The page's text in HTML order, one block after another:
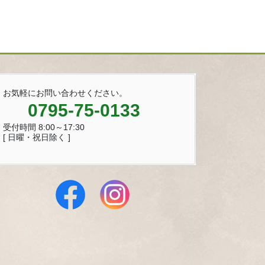
お気軽にお問い合わせください。
0795-75-0133
受付時間 8:00～17:30
[ 日曜・祝日除く ]